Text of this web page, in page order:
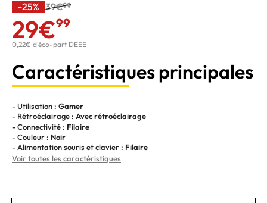
-25% 39€99
29€99
0,22€ d'éco-part DEEE
Caractéristiques principales
- Utilisation : Gamer
- Rétroéclairage : Avec rétroéclairage
- Connectivité : Filaire
- Couleur : Noir
- Alimentation souris et clavier : Filaire
Voir toutes les caractéristiques